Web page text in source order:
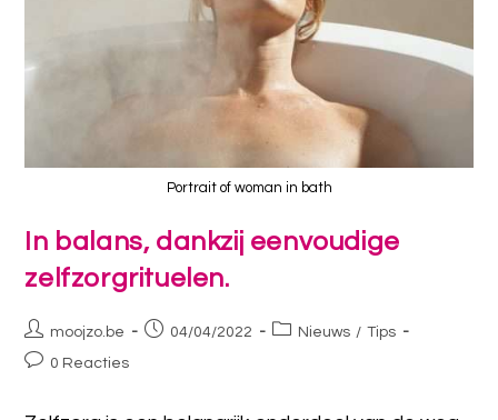
Portrait of woman in bath
In balans, dankzij eenvoudige
zelfzorgrituelen.
moojzo.be 04/04/2022 Nieuws / Tips
0 Reacties